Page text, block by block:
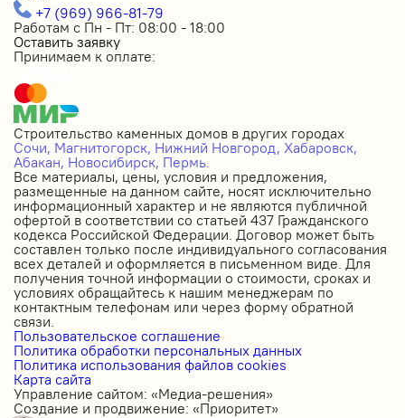
+7 (969) 966-81-79
Работам с Пн - Пт: 08:00 - 18:00
Оставить заявку
Принимаем к оплате:
Строительство каменных домов в других городах
Сочи, Магнитогорск, Нижний Новгород, Хабаровск,
Абакан, Новосибирск, Пермь.
Все материалы, цены, условия и предложения,
размещенные на данном сайте, носят исключительно
информационный характер и не являются публичной
офертой в соответствии со статьей 437 Гражданского
кодекса Российской Федерации. Договор может быть
составлен только после индивидуального согласования
всех деталей и оформляется в письменном виде. Для
получения точной информации о стоимости, сроках и
условиях обращайтесь к нашим менеджерам по
контактным телефонам или через форму обратной
связи.
Пользовательское соглашение
Политика обработки персональных данных
Политика использования файлов cookies
Карта сайта
Управление сайтом: «Медиа-решения»
Создание и продвижение: «Приоритет»